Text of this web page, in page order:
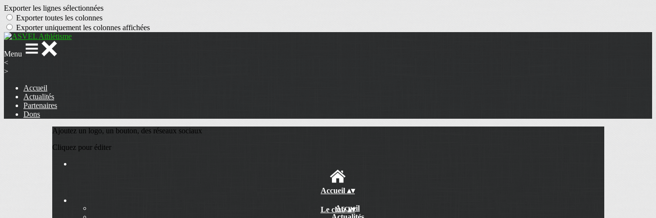
Exporter les lignes sélectionnées
Exporter toutes les colonnes
Exporter uniquement les colonnes affichées
Menu
<
>
Accueil
Actualités
Partenaires
Dons
Ajoutez un logo, un bouton, des réseaux sociaux
Cliquez pour éditer
Accueil ▴▾
Accueil
Le club▴▾